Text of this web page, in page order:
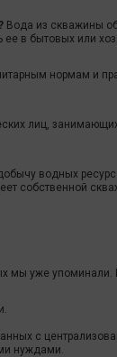
Вода из скважины
ее в бытовых или
нормам и
лиц,
водных
собственной
мы уже
с
нуждами.